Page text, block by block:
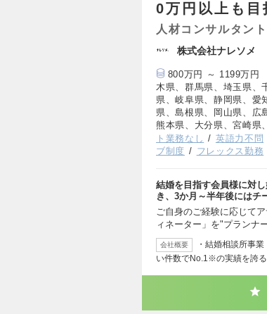
0万円以上も目
人材コンサルタン
株式会社ナレソメ
800万円 ～ 1199万円
木県、群馬県、埼玉県、
県、岐阜県、静岡県、愛
県、島根県、岡山県、広
熊本県、大分県、宮崎県
ト業務なし
英語力不問
ブ制度
フレックス勤務
結婚を目指す会員様に対
き、3か月～半年後にはチ
ご自身のご経験に応じて
ィネーター」を"プランナ
会社概要
・結婚相談所事
い件数でNo.1※の実績を誇